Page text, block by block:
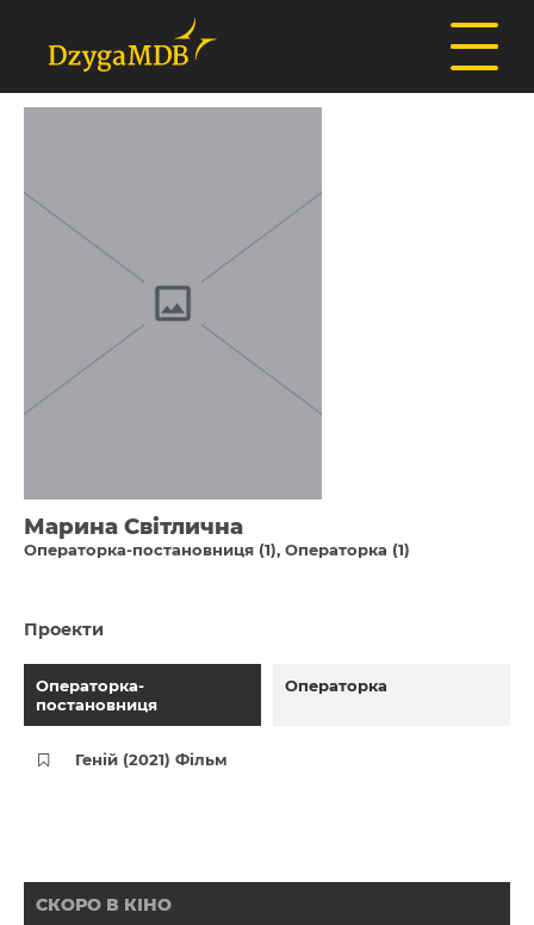
Марина Світлична
Операторка-постановниця (1) Операторка (1)
Проекти
Операторка-
постановниця
Операторка
Геній (2021) Фільм
СКОРО В КІНО